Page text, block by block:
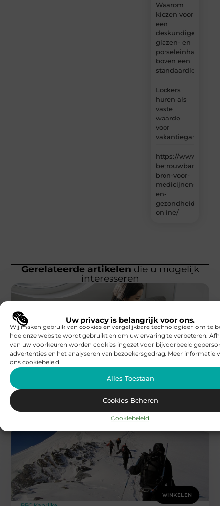
Uw privacy is belangrijk voor ons.
Wij maken gebruik van cookies en vergelijkbare technologieën om te
hoe onze website wordt gebruikt en om uw ervaring te verbeteren.
van uw voorkeuren worden cookies ingezet voor bijvoorbeeld
advertenties en het analyseren van bezoekersgedrag. Meer informatie
ons cookiebeleid.
Alles Toestaan
Cookies Beheren
Cookiebeleid
Waarom
kiezen voor
een
deskundige
glazen- en
porseleinhandelaar
boven een
Lockers
huren als
vaste
waarde
voor
vakantiegangers
https://
betrouwbare-
bron-voor-
medicijnen-
en-
online/
Gerelateerde artikelen die u mogelijk
interesseren
WINKELEN
BBC Kaprijke
Een konijn met pit en waarom RaBBiT
Een konijn klinkt schattig en zacht, maar wie RaBBiT
leert kennen, ontdekt al snel dat dit konijn vooral pit
WINKELEN